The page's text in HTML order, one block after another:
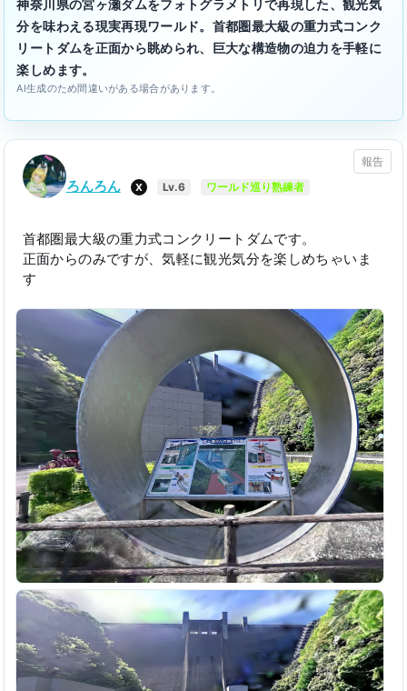
神奈川県の宮ヶ瀬ダムをフォトグラメトリで再現した、観光気
分を味わえる現実再現ワールド。首都圏最大級の重力式コンク
リートダムを正面から眺められ、巨大な構造物の迫力を手軽に
楽しめます。
AI生成のため間違いがある場合があります。
報告
ろんろん X Lv.6 ワールド巡り熟練者
首都圏最大級の重力式コンクリートダムです。
正面からのみですが、気軽に観光気分を楽しめちゃいま
す